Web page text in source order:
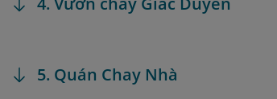
5. Quán Chay Nhà